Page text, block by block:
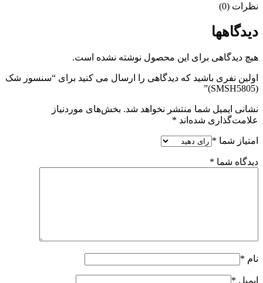
نظرات (0)
دیدگاهها
هیچ دیدگاهی برای این محصول نوشته نشده است.
اولین نفری باشید که دیدگاهی را ارسال می کنید برای “سنسور شک
(SMSH5805)”
نشانی ایمیل شما منتشر نخواهد شد. بخش‌های موردنیاز
علامت‌گذاری شده‌اند *
امتیاز شما *
دیدگاه شما *
نام *
ایمیل *